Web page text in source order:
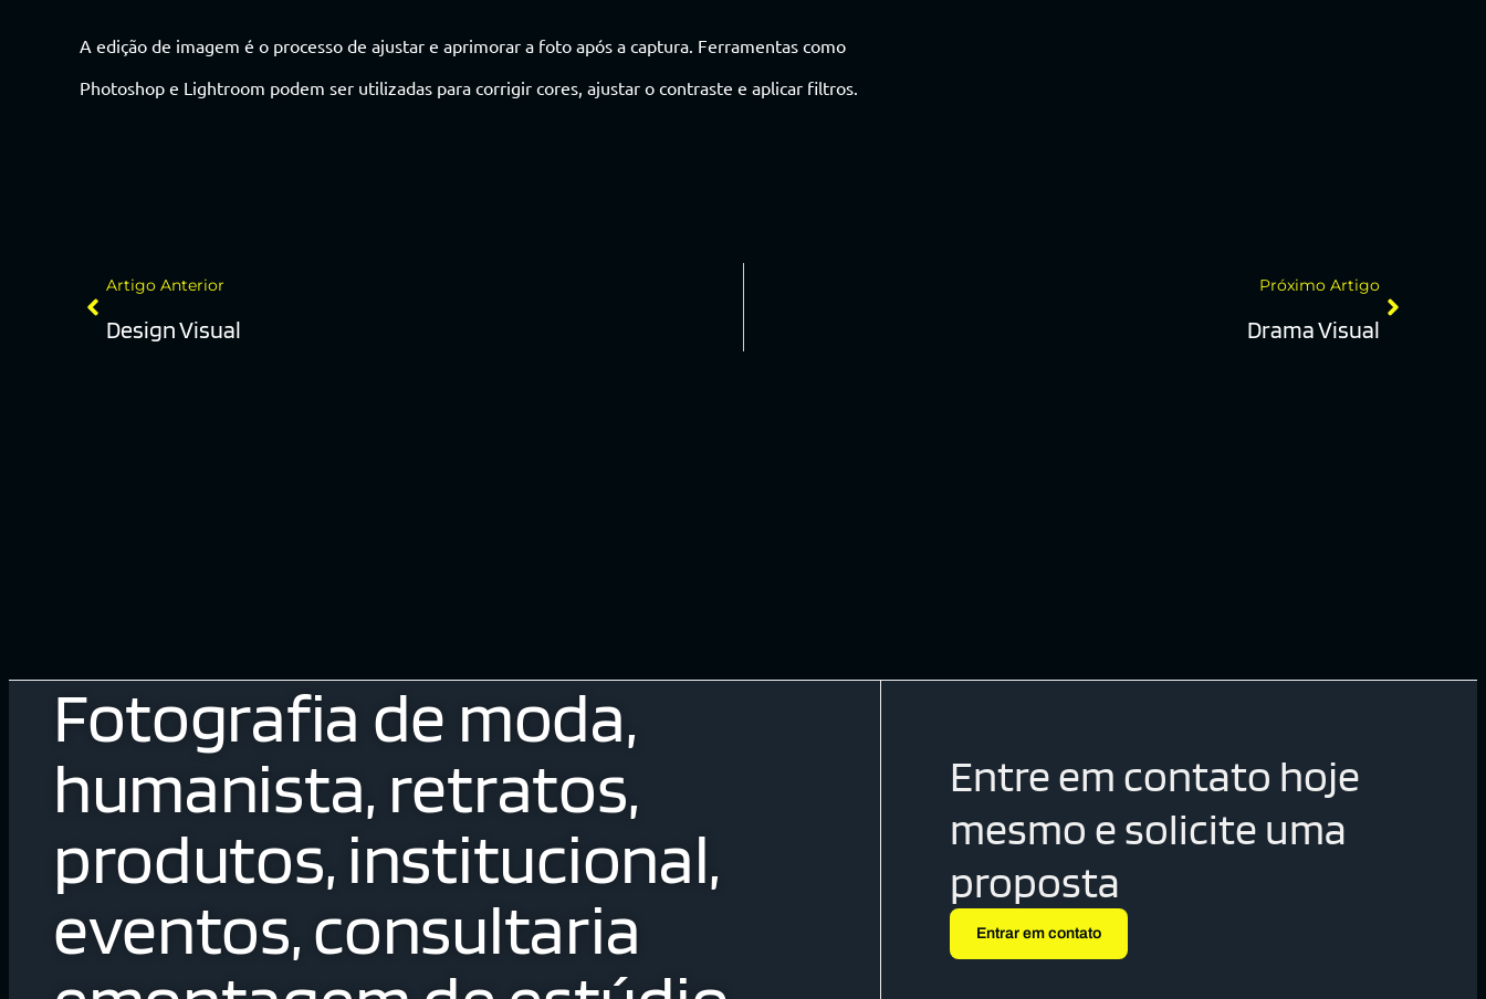
A edição de imagem é o processo de ajustar e aprimorar a foto após a captura. Ferramentas como
Photoshop e Lightroom podem ser utilizadas para corrigir cores, ajustar o contraste e aplicar filtros.
Artigo Anterior
Design Visual
Próximo Artigo
Drama Visual
Fotografia de moda,
humanista, retratos,
produtos, institucional,
eventos, consultaria
Entre em contato hoje
mesmo e solicite uma
proposta
Entrar em contato